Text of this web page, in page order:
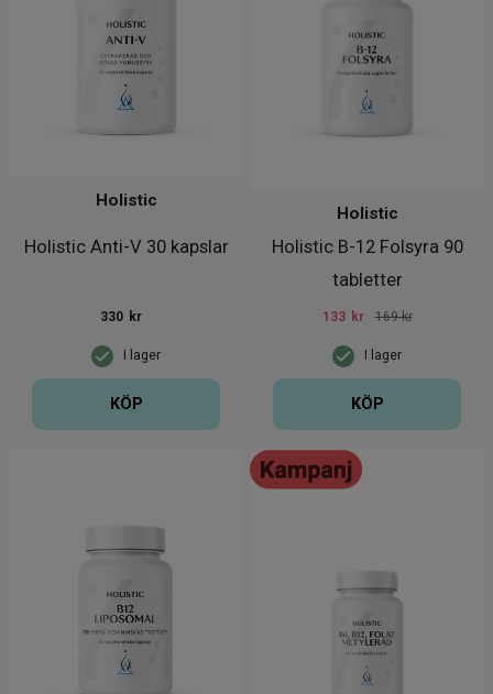
Holistic Anti-V 30 kapslar
Holistic
I lager
330 kr
KÖP
Holistic B-12 Folsyra 90
tabletter
Holistic
I lager
133 kr 169 kr
KÖP